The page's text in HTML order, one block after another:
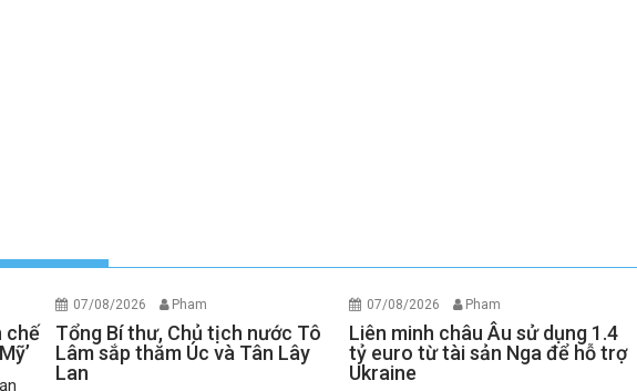
chế
07/08/2026 Pham
Tổng Bí thư, Chủ tịch nước Tô
Lâm sắp thăm Úc và Tân Lây
Lan
07/08/2026 Pham
Liên minh châu Âu sử dụng 1.4
tỷ euro từ tài sản Nga để hỗ trợ
Ukraine